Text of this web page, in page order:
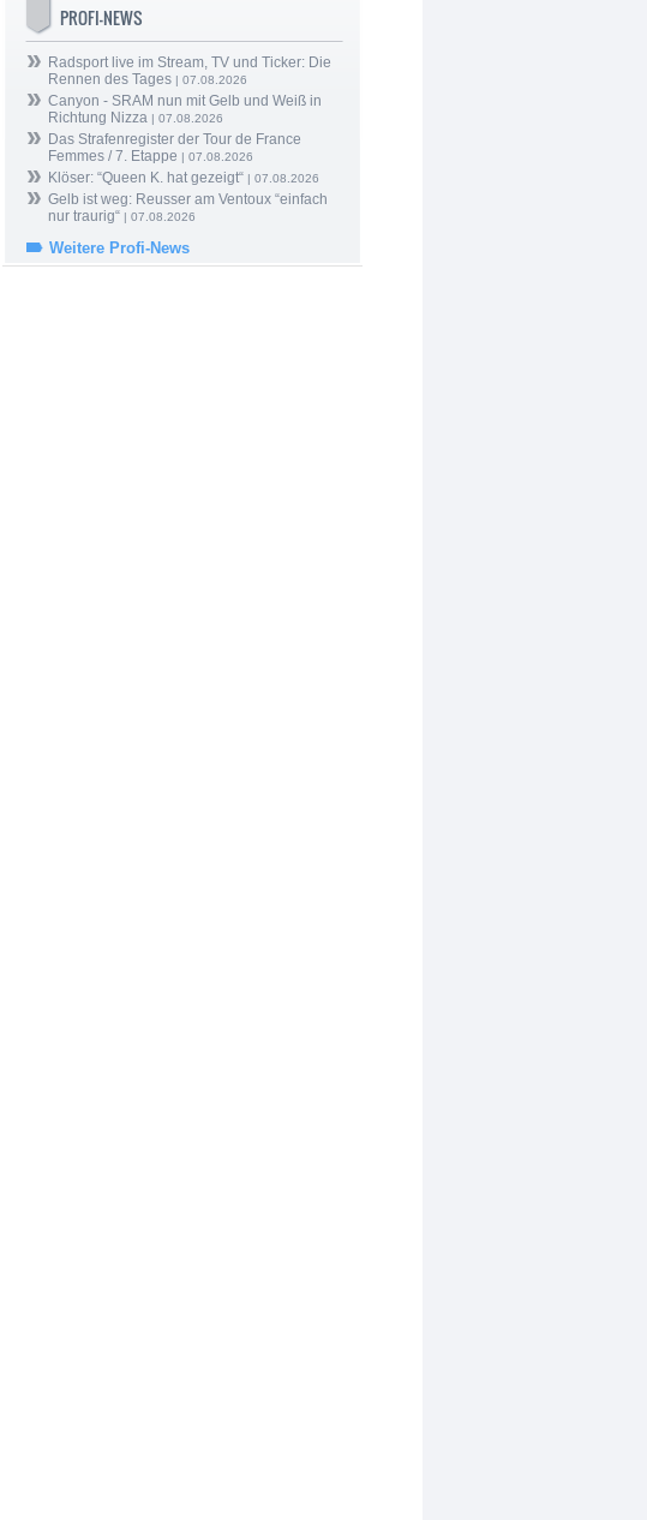
PROFI-NEWS
Radsport live im Stream, TV und Ticker: Die
Rennen des Tages | 07.08.2026
Canyon - SRAM nun mit Gelb und Weiß in
Richtung Nizza | 07.08.2026
Das Strafenregister der Tour de France
Femmes / 7. Etappe | 07.08.2026
Klöser: “Queen K. hat gezeigt“ | 07.08.2026
Gelb ist weg: Reusser am Ventoux “einfach
nur traurig“ | 07.08.2026
Weitere Profi-News